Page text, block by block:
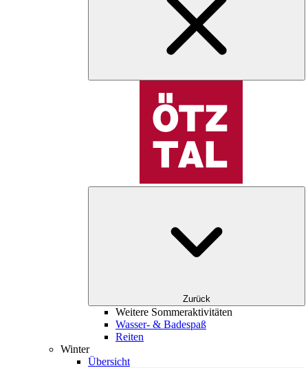
Zurück
Weitere Sommeraktivitäten
Wasser- & Badespaß
Reiten
Winter
Übersicht